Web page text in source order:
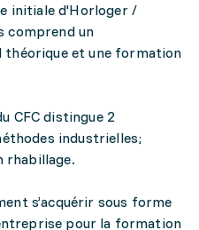
initiale d'Horloger /
comprend un
théorique et une formation
CFC distingue 2
industrielles;
rhabillage.
s’acquérir sous forme
pour la formation